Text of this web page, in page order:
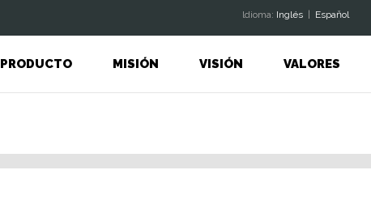
ldioma: Inglés| Espaňol
PRODUCTO MISIÓN VISIÓN VALORES